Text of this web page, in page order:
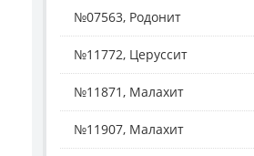
№07563, Родонит
№11772, Церуссит
№11871, Малахит
№11907, Малахит